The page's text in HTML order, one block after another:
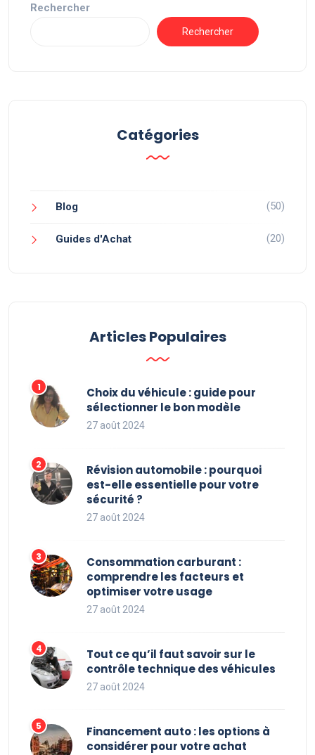
Rechercher
Rechercher
Catégories
Blog (50)
Guides d'Achat (20)
Articles Populaires
Choix du véhicule : guide pour
sélectionner le bon modèle
27 août 2024
Révision automobile : pourquoi
est-elle essentielle pour votre
sécurité ?
27 août 2024
Consommation carburant :
comprendre les facteurs et
optimiser votre usage
27 août 2024
Tout ce qu’il faut savoir sur le
contrôle technique des véhicules
27 août 2024
Financement auto : les options à
considérer pour votre achat